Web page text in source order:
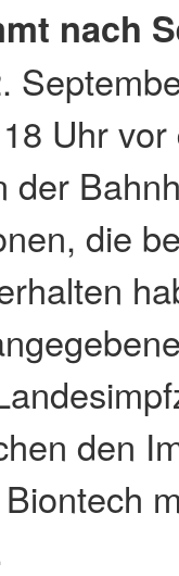
nach
Uhr vor
der
die
den